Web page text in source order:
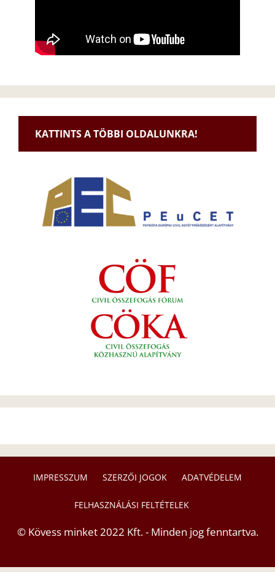
KATTINTS A TÖBBI OLDALUNKRA!
IMPRESSZUM SZERZŐI JOGOK ADATVÉDELEM
FELHASZNÁLÁSI FELTÉTELEK
© Kövess minket 2022 Kft. - Minden jog fenntartva.